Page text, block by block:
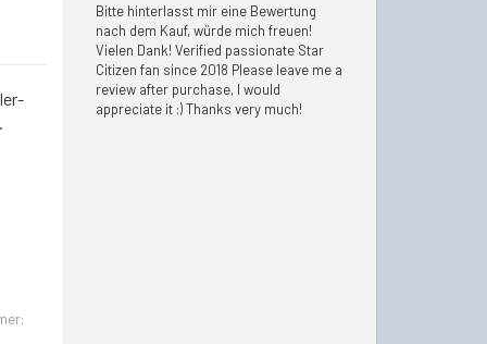
Bitte hinterlasst mir eine Bewertung
nach dem Kauf, würde mich freuen!
Vielen Dank!Verified passionate Star
Citizen fan since 2018 Please leave me a
review after purchase, I would
appreciate it :) Thanks very much!